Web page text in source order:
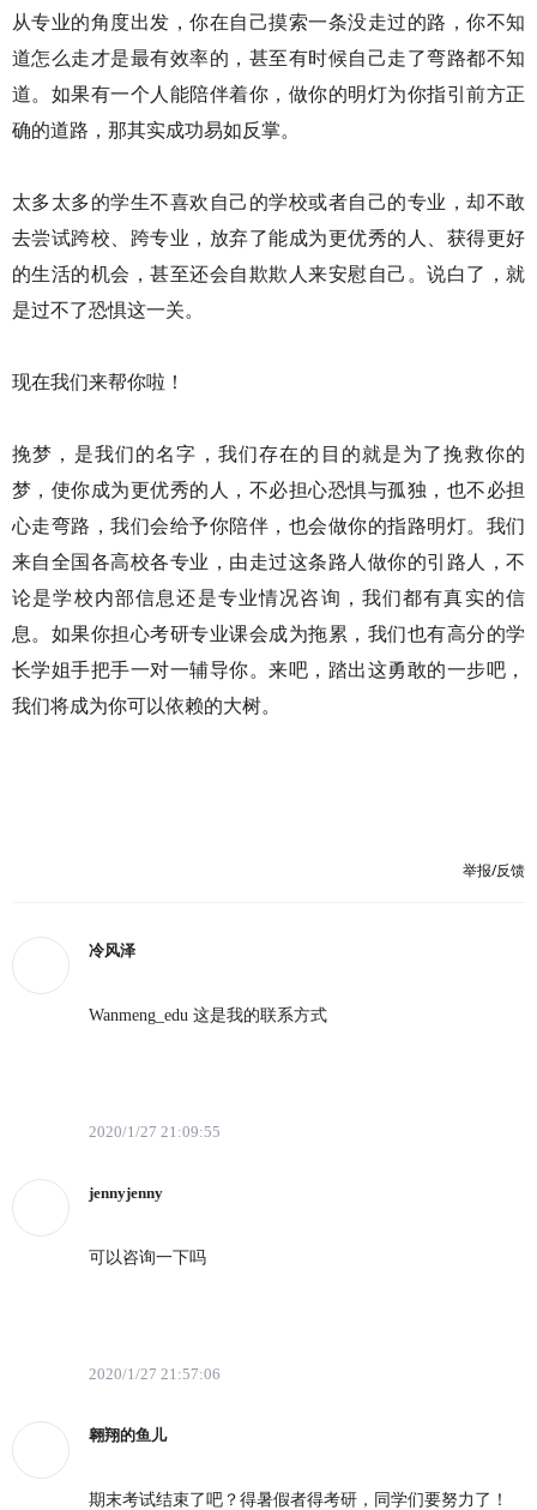
从专业的角度出发，你在自己摸索一条没走过的路，你不知
道怎么走才是最有效率的，甚至有时候自己走了弯路都不知
道。如果有一个人能陪伴着你，做你的明灯为你指引前方正
确的道路，那其实成功易如反掌。
太多太多的学生不喜欢自己的学校或者自己的专业，却不敢
去尝试跨校、跨专业，放弃了能成为更优秀的人、获得更好
的生活的机会，甚至还会自欺欺人来安慰自己。说白了，就
是过不了恐惧这一关。
现在我们来帮你啦！
挽梦，是我们的名字，我们存在的目的就是为了挽救你的
梦，使你成为更优秀的人，不必担心恐惧与孤独，也不必担
心走弯路，我们会给予你陪伴，也会做你的指路明灯。我们
来自全国各高校各专业，由走过这条路人做你的引路人，不
论是学校内部信息还是专业情况咨询，我们都有真实的信
息。如果你担心考研专业课会成为拖累，我们也有高分的学
长学姐手把手一对一辅导你。来吧，踏出这勇敢的一步吧，
我们将成为你可以依赖的大树。
举报/反馈
冷风泽
Wanmeng_edu 这是我的联系方式
2020/1/27 21:09:55
jennyjenny
可以咨询一下吗
2020/1/27 21:57:06
翱翔的鱼儿
期末考试结束了吧？得暑假者得考研，同学们要努力了！